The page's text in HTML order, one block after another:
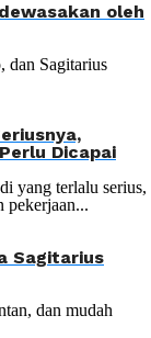
oleh
dan Sagitarius
Dicapai
yang terlalu serius,
pekerjaan...
Sagitarius
dan mudah